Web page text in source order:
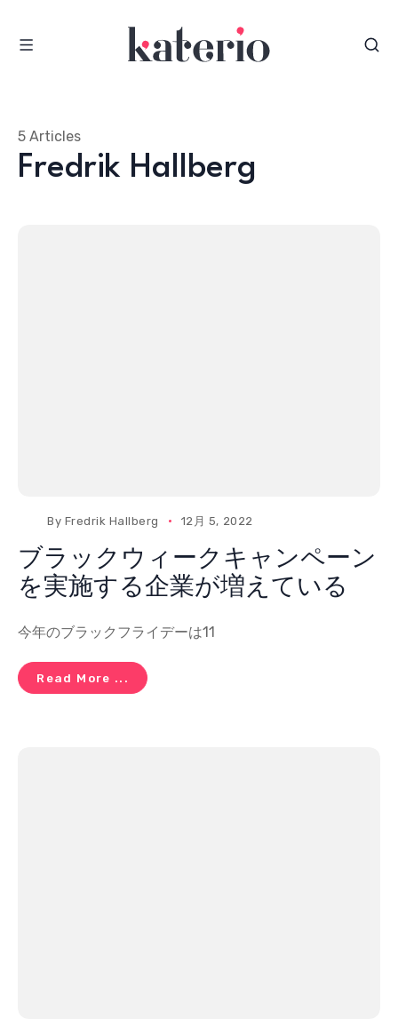
Fredrik Hallberg
5 Articles
By Fredrik Hallberg 12月 5, 2022
ブラックウィークキャンペーン
を実施する企業が増えている
今年のブラックフライデーは11
Read More ...